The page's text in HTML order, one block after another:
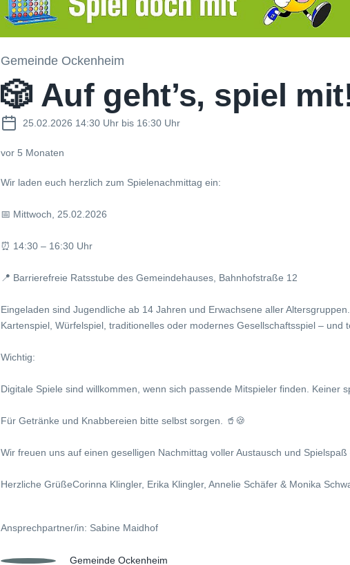
Gemeinde Ockenheim
🎲 Auf geht’s, spiel
25.02.2026 14:30 Uhr bis 16:30 Uhr
vor 5 Monaten
Wir laden euch herzlich zum Spielenachmittag ein:
📅 Mittwoch, 25.02.2026
⏰ 14:30 – 16:30 Uhr
📍 Barrierefreie Ratsstube des Gemeindehauses, Bahnhofstraße 12
Eingeladen sind Jugendliche ab 14 Jahren und Erwachsene aller
Kartenspiel, Würfelspiel, traditionelles oder modernes Gesellschaftsspiel – und
Wichtig:
Digitale Spiele sind willkommen, wenn sich passende Mitspieler finden. Keiner
Für Getränke und Knabbereien bitte selbst sorgen. 🥤🍪
Wir freuen uns auf einen geselligen Nachmittag voller Austausch und
Herzliche GrüßeCorinna Klingler, Erika Klingler, Annelie Schäfer & Monika
Ansprechpartner/in: Sabine Maidhof
Gemeinde Ockenheim